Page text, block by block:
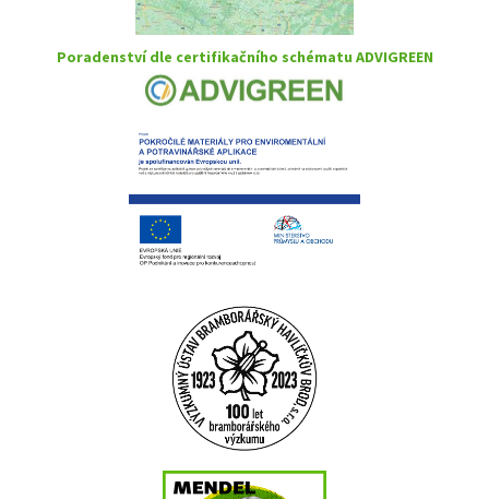
Poradenství dle certifikačního schématu ADVIGREEN